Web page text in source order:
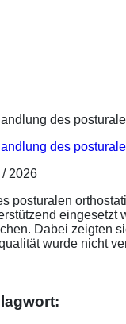
des
2026
posturalen
Dabei zeigten
wurde nicht